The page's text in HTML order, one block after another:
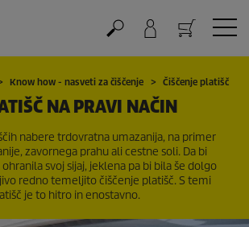
Know how - nasveti za čiščenje Čiščenje platišč
NA PRAVI NAČIN
nabere trdovratna umazanija, na primer
zavornega prahu ali cestne soli. Da bi
svoj sijaj, jeklena pa bi bila še dolgo
redno temeljito čiščenje platišč. S temi
je to hitro in enostavno.